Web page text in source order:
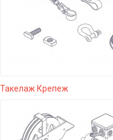
Такелаж Крепеж